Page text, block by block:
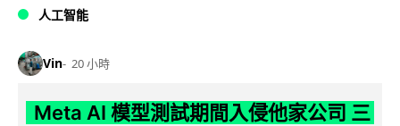
人工智能
Vin 20 小時
Meta AI 模型測試期間入侵他家公司 三